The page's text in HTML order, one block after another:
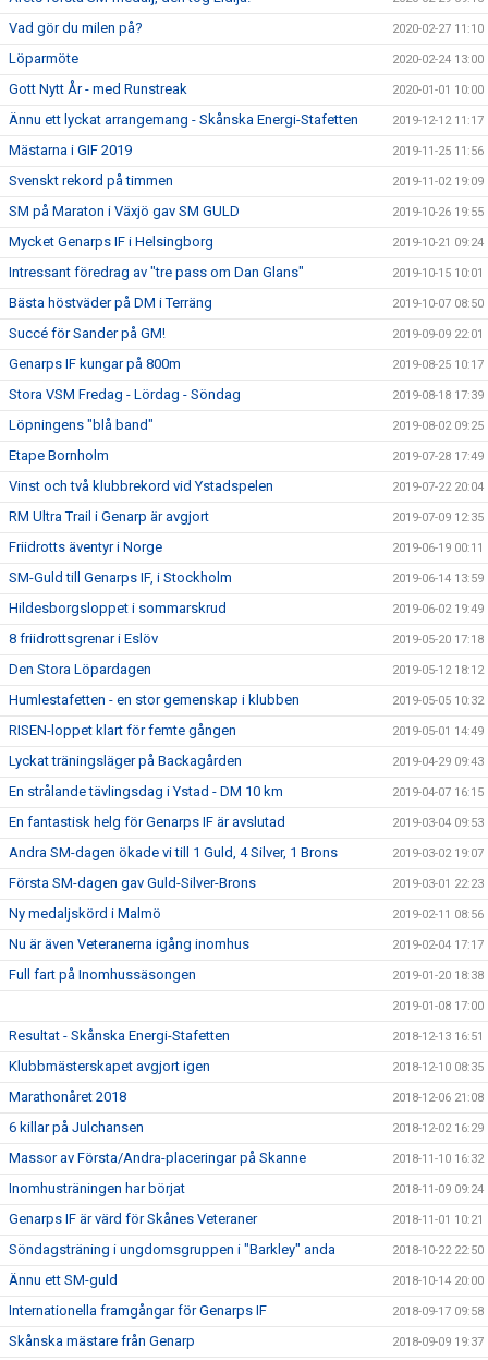
Vad gör du milen på? 2020-02-27 11:10
Löparmöte 2020-02-24 13:00
Gott Nytt År - med Runstreak 2020-01-01 10:00
Ännu ett lyckat arrangemang - Skånska Energi-Stafetten 2019-12-12 11:17
Mästarna i GIF 2019 2019-11-25 11:56
Svenskt rekord på timmen 2019-11-02 19:09
SM på Maraton i Växjö gav SM GULD 2019-10-26 19:55
Mycket Genarps IF i Helsingborg 2019-10-21 09:24
Intressant föredrag av "tre pass om Dan Glans" 2019-10-15 10:01
Bästa höstväder på DM i Terräng 2019-10-07 08:50
Succé för Sander på GM! 2019-09-09 22:01
Genarps IF kungar på 800m 2019-08-25 10:17
Stora VSM Fredag - Lördag - Söndag 2019-08-18 17:39
Löpningens "blå band" 2019-08-02 09:25
Etape Bornholm 2019-07-28 17:49
Vinst och två klubbrekord vid Ystadspelen 2019-07-22 20:04
RM Ultra Trail i Genarp är avgjort 2019-07-09 12:35
Friidrotts äventyr i Norge 2019-06-19 00:11
SM-Guld till Genarps IF, i Stockholm 2019-06-14 13:59
Hildesborgsloppet i sommarskrud 2019-06-02 19:49
8 friidrottsgrenar i Eslöv 2019-05-20 17:18
Den Stora Löpardagen 2019-05-12 18:12
Humlestafetten - en stor gemenskap i klubben 2019-05-05 10:32
RISEN-loppet klart för femte gången 2019-05-01 14:49
Lyckat träningsläger på Backagården 2019-04-29 09:43
En strålande tävlingsdag i Ystad - DM 10 km 2019-04-07 16:15
En fantastisk helg för Genarps IF är avslutad 2019-03-04 09:53
Andra SM-dagen ökade vi till 1 Guld, 4 Silver, 1 Brons 2019-03-02 19:07
Första SM-dagen gav Guld-Silver-Brons 2019-03-01 22:23
Ny medaljskörd i Malmö 2019-02-11 08:56
Nu är även Veteranerna igång inomhus 2019-02-04 17:17
Full fart på Inomhussäsongen 2019-01-20 18:38
2019-01-08 17:00
Resultat - Skånska Energi-Stafetten 2018-12-13 16:51
Klubbmästerskapet avgjort igen 2018-12-10 08:35
Marathonåret 2018 2018-12-06 21:08
6 killar på Julchansen 2018-12-02 16:29
Massor av Första/Andra-placeringar på Skanne 2018-11-10 16:32
Inomhusträningen har börjat 2018-11-09 09:24
Genarps IF är värd för Skånes Veteraner 2018-11-01 10:21
Söndagsträning i ungdomsgruppen i "Barkley" anda 2018-10-22 22:50
Ännu ett SM-guld 2018-10-14 20:00
Internationella framgångar för Genarps IF 2018-09-17 09:58
Skånska mästare från Genarp 2018-09-09 19:37